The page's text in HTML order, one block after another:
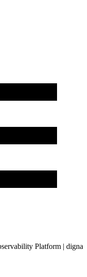
Platform | digna